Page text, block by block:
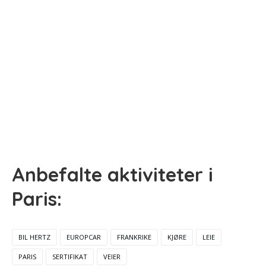
Anbefalte aktiviteter i
Paris:
BIL HERTZ EUROPCAR FRANKRIKE KJØRE LEIE
PARIS SERTIFIKAT VEIER